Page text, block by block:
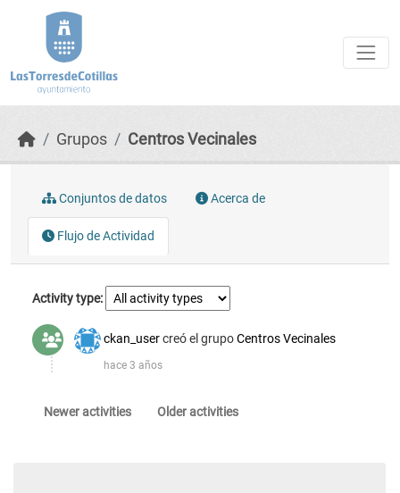
Grupos Centros Vecinales
Conjuntos de datos Acerca de
Flujo de Actividad
Activity type
ckan_user creó el grupoCentros Vecinales
hace 3 años
Newer activities Older activities